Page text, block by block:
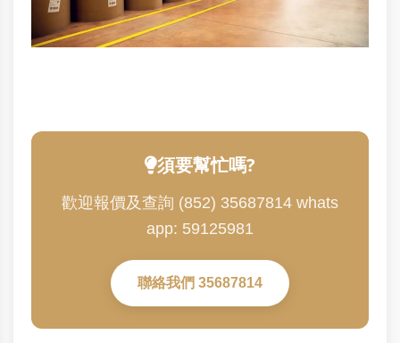
須要幫忙嗎?
歡迎報價及查詢 (852) 35687814 whats
app: 59125981
聯絡我們 35687814